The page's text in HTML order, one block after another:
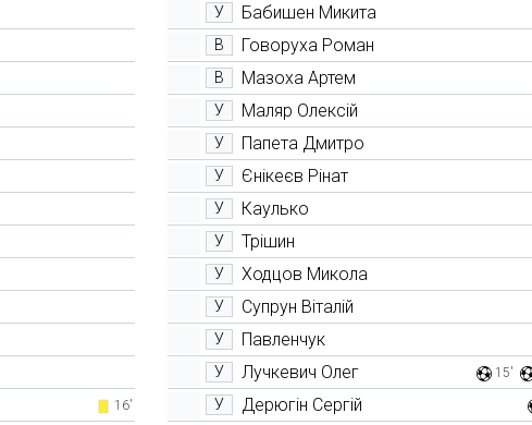
16'
У Бабишен Микита
В Говоруха Роман
В Мазоха Артем
У Маляр Олексій
У Папета Дмитро
У Єнікеєв Рінат
У Каулько
У Трішин
У Ходцов Микола
У Супрун Віталій
У Павленчук
У Лучкевич Олег 15'
У Дерюгін Сергій